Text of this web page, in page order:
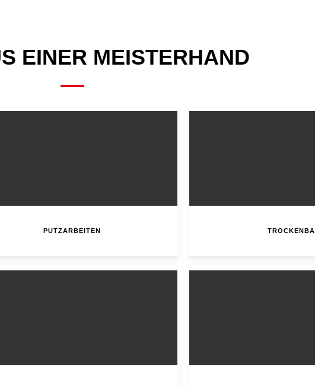
EINER MEISTERHAND
PUTZARBEITEN